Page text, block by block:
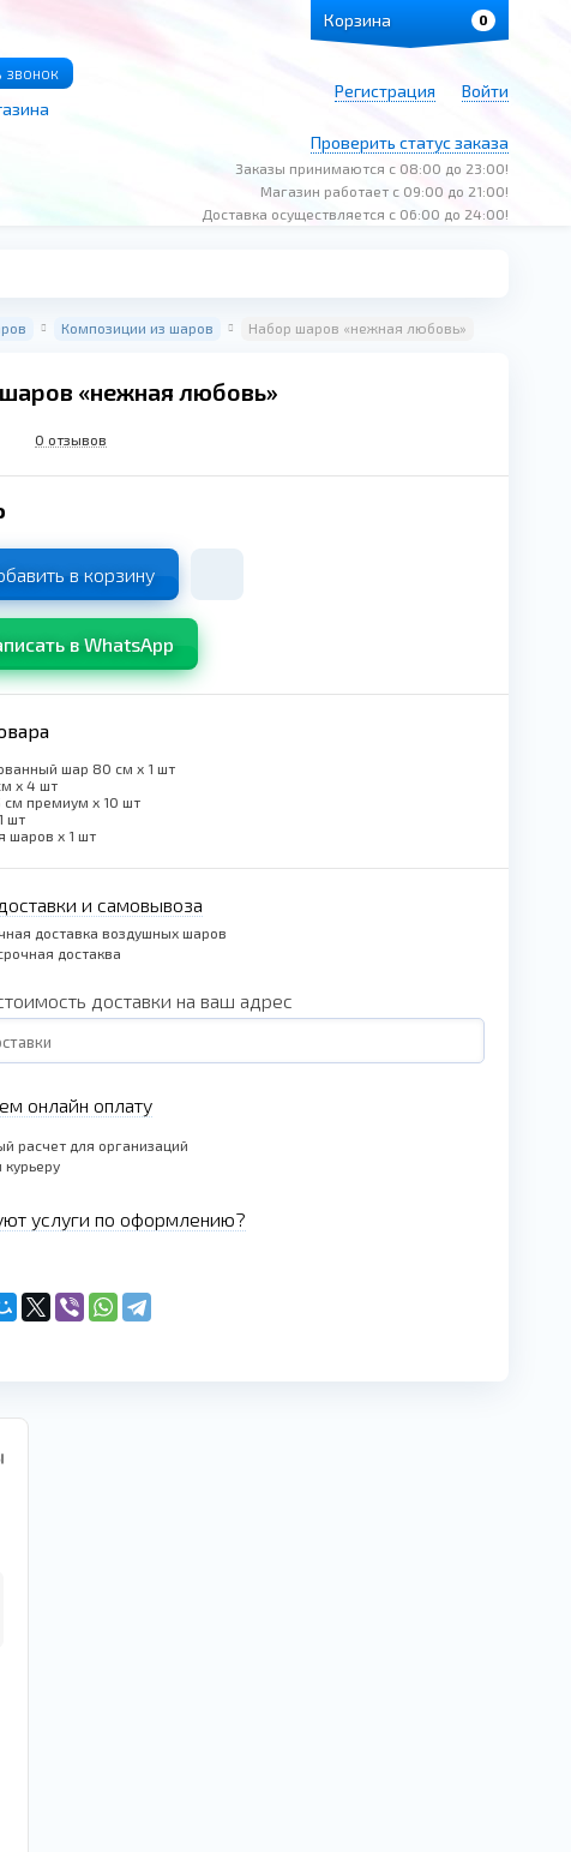
звонок
Регистрация Войти
Проверить статус заказа
Заказы принимаются с 08:00 до 23:00!
Магазин работает с 09:00 до 21:00!
Доставка осуществляется с 06:00 до 24:00!
Композиции из шаров Набор шаров «нежная любовь»
«нежная любовь»
0 отзывов
в корзину
в WhatsApp
шар 80 см x 1 шт
x 4 шт
премиум x 10 шт
шт
шаров x 1 шт
и самовывоза
доставка воздушных шаров
достаква
доставки на ваш адрес
онлайн оплату
расчет для организаций
услуги по оформлению?
Корзина 0